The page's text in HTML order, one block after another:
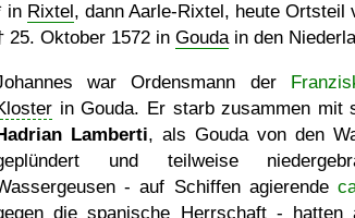
in Rixtel, dann Aarle-Rixtel, heute Ortsteil
25. Oktober 1572 in Goudain den
war Ordensmann der
in Gouda. Er starb zusammen mit
Lamberti, als Gouda von den
und teilweise
- auf Schiffen agierende
die spanische Herrschaft -